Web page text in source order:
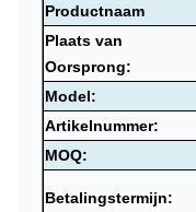
Productnaam
Plaats van
Oorsprong:
Model:
Artikelnummer:
MOQ:
Betalingstermijn: